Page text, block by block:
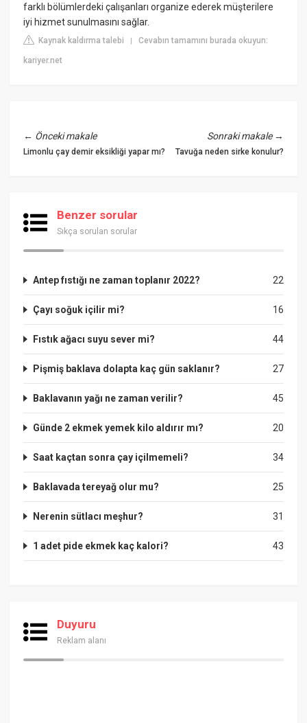
farklı bölümlerdeki çalışanları organize ederek müşterilere
iyi hizmet sunulmasını sağlar.
Kaynak kaldırma talebi |Cevabın tamamını burada okuyun:
kariyer.net
← Önceki makale
Limonlu çay demir eksikliği yapar mı?
Sonraki makale→
Tavuğa neden sirke konulur?
Benzer sorular
Sıkça sorulan sorular
22
Antep fıstığı ne zaman toplanır 2022?
16
Çayı soğuk içilir mi?
44
Fıstık ağacı suyu sever mi?
27
Pişmiş baklava dolapta kaç gün saklanır?
45
Baklavanın yağı ne zaman verilir?
20
Günde 2 ekmek yemek kilo aldırır mı?
34
Saat kaçtan sonra çay içilmemeli?
25
Baklavada tereyağ olur mu?
31
Nerenin sütlacı meşhur?
43
1 adet pide ekmek kaç kalori?
Duyuru
Reklam alanı